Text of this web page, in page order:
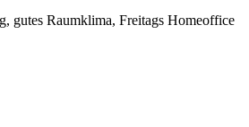
gutes Raumklima, Freitags Homeoffice